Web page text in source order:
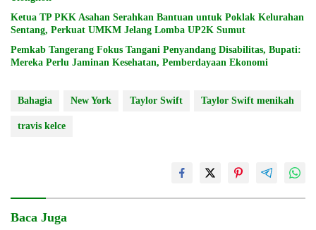
Ketua TP PKK Asahan Serahkan Bantuan untuk Poklak Kelurahan
Sentang, Perkuat UMKM Jelang Lomba UP2K Sumut
Pemkab Tangerang Fokus Tangani Penyandang Disabilitas, Bupati:
Mereka Perlu Jaminan Kesehatan, Pemberdayaan Ekonomi
Bahagia New York Taylor Swift Taylor Swift menikah
travis kelce
Baca Juga